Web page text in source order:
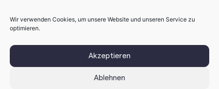
Wir verwenden Cookies, um unsere Website und unseren Service zu
optimieren.
Akzeptieren
Ablehnen
gemäß den